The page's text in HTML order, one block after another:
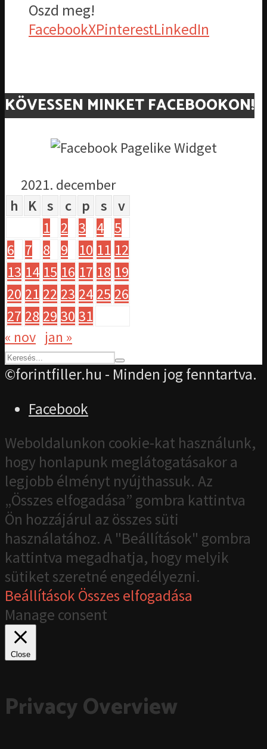
Oszd meg!
FacebookXPinterestLinkedIn
KÖVESSEN MINKET FACEBOOKON!
2021. december
h
K s c p s
v
1
2 3 4 5
6
7 8 9 10 11 12
13 14 15 16 17 18 19
20 21 22 23 24 25 26
27 28 29 30 31
« nov jan »
©forintfiller.hu - Minden jog fenntartva.
Facebook
Weboldalunkon cookie-kat használunk,
hogy honlapunk meglátogatásakor a
legjobb élményt nyújthassuk. Az
„Összes elfogadása” gombra kattintva
Ön hozzájárul az összes süti
használatához. A "Beállítások" gombra
kattintva megadhatja, hogy melyik
sütiket szeretné engedélyezni.
BeállításokÖsszes elfogadása
Manage consent
Close
Privacy Overview